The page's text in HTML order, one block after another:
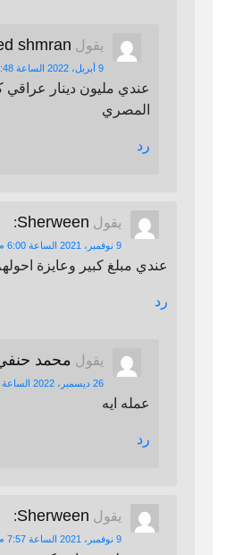
يقول shmran
9 أبريل، 2022 الساعة 9:48 ص
عندي مليون دينار
المصري
رد
يقول Sherween
:
9 نوفمبر، 2021 الساعة 6:00 م
عندي مبلغ كبير وعايزة
رد
يقول محمد
26 ديسمبر، 2022 الساعة 3:38 ص
عمله ايه
رد
يقول Sherween
:
9 نوفمبر، 2021 الساعة 7:57 م